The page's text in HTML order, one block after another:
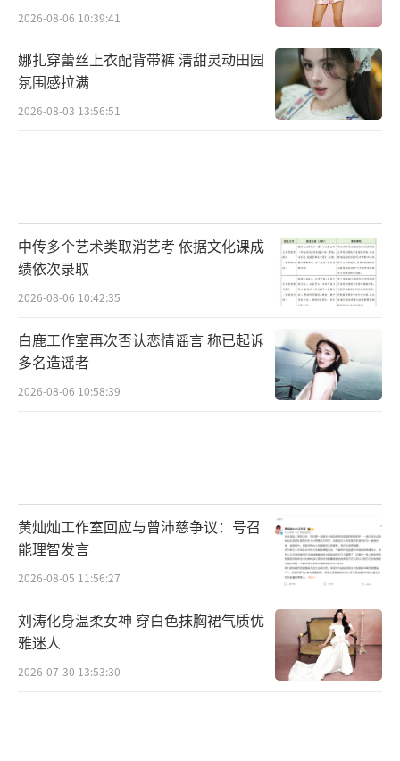
2026-08-06 10:39:41
娜扎穿蕾丝上衣配背带裤 清甜灵动田园
氛围感拉满
2026-08-03 13:56:51
中传多个艺术类取消艺考 依据文化课成
绩依次录取
2026-08-06 10:42:35
白鹿工作室再次否认恋情谣言 称已起诉
多名造谣者
2026-08-06 10:58:39
黄灿灿工作室回应与曾沛慈争议：号召
能理智发言
2026-08-05 11:56:27
刘涛化身温柔女神 穿白色抹胸裙气质优
雅迷人
2026-07-30 13:53:30